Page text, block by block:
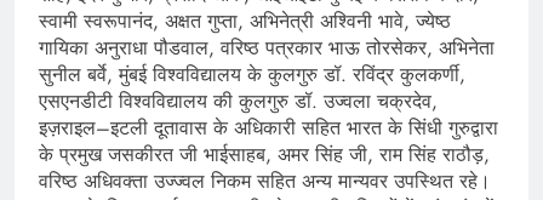
स्वामी स्वरूपानंद, अक्षत गुप्ता, अभिनेत्री अश्विनी भावे, ज्येष्ठ
गायिका अनुराधा पौडवाल, वरिष्ठ पत्रकार भाऊ तोरसेकर, अभिनेता
सुनील बर्वे, मुंबई विश्वविद्यालय के कुलगुरु डॉ. रविंद्र कुलकर्णी,
एसएनडीटी विश्वविद्यालय की कुलगुरु डॉ. उज्वला चक्रदेव,
इज़राइल–इटली दूतावास के अधिकारी सहित भारत के सिंधी गुरुद्वारा
के प्रमुख जसकीरत जी भाईसाहब, अमर सिंह जी, राम सिंह राठौड़,
वरिष्ठ अधिवक्ता उज्ज्वल निकम सहित अन्य मान्यवर उपस्थित रहे।